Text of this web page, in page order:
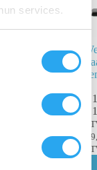
services.